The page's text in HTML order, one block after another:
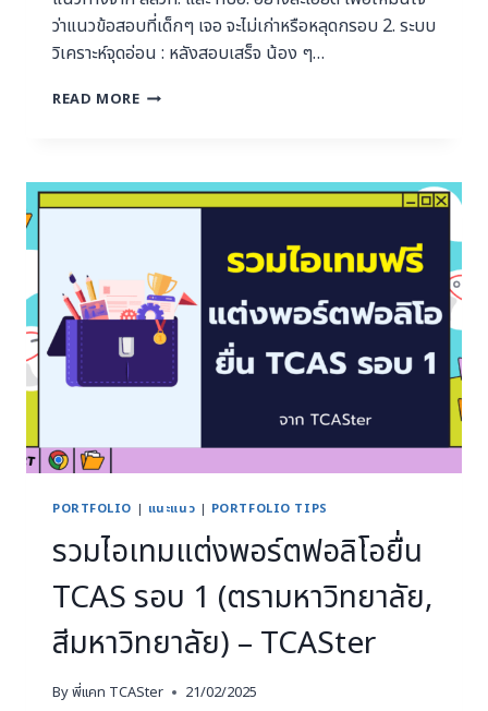
ว่าแนวข้อสอบที่เด็กๆ เจอ จะไม่เก่าหรือหลุดกรอบ 2. ระบบ
วิเคราะห์จุดอ่อน : หลังสอบเสร็จ น้อง ๆ…
READ MORE
PORTFOLIO | แนะแนว | PORTFOLIO TIPS
รวมไอเทมแต่งพอร์ตฟอลิโอยื่น
TCAS รอบ 1 (ตรามหาวิทยาลัย,
สีมหาวิทยาลัย) – TCASter
Byพี่แคท TCASter 21/02/2025